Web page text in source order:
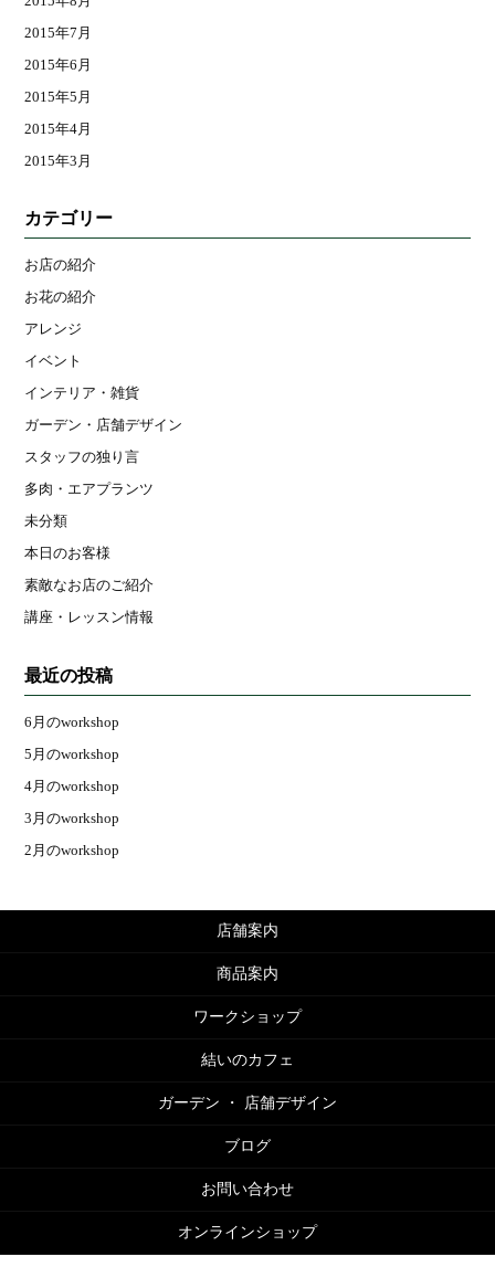
2015年7月
2015年6月
2015年5月
2015年4月
2015年3月
カテゴリー
お店の紹介
お花の紹介
アレンジ
イベント
インテリア・雑貨
ガーデン・店舗デザイン
スタッフの独り言
多肉・エアプランツ
未分類
本日のお客様
素敵なお店のご紹介
講座・レッスン情報
最近の投稿
6月のworkshop
5月のworkshop
4月のworkshop
3月のworkshop
2月のworkshop
店舗案内
商品案内
ワークショップ
結いのカフェ
ガーデン ・ 店舗デザイン
ブログ
お問い合わせ
オンラインショップ